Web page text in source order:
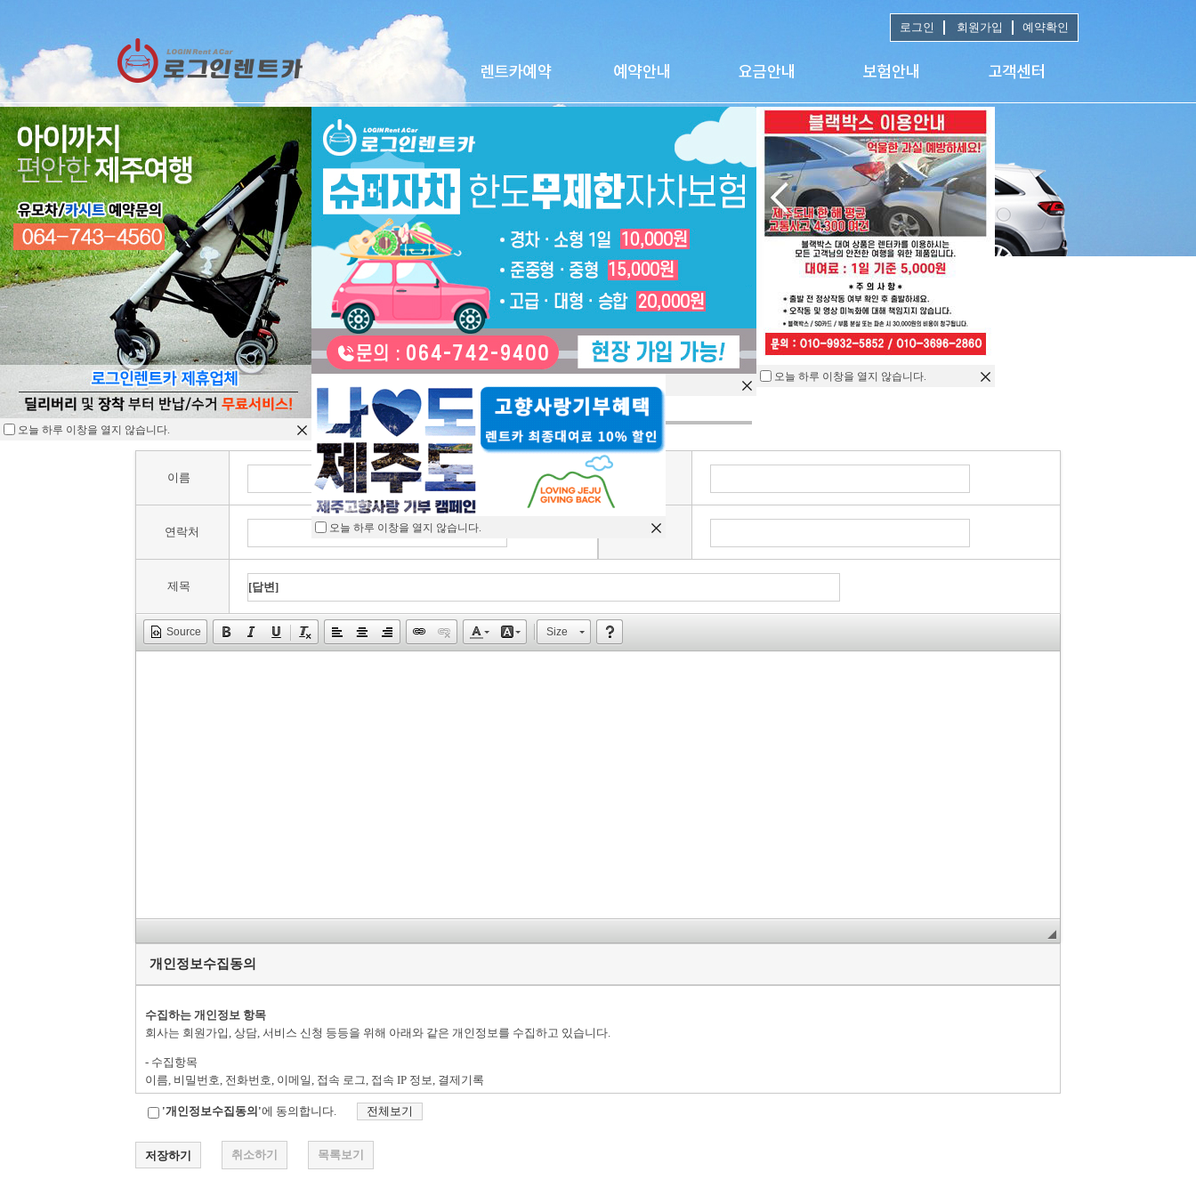
로그인 회원가입 예약확인
고객센터
CUSTOMER
예약확인
이름
연락처 이메일
제목
Source Size
개인정보수집동의
수집하는 개인정보 항목
회사는 회원가입, 상담, 서비스 신청 등등을 위해 아래와 같은 개인정보를 수집하고 있습니다.
- 수집항목
이름, 비밀번호, 전화번호, 이메일, 접속 로그, 접속 IP 정보, 결제기록
- 개인정보 수집방법
개인정보의 수집 및 이용목적
'개인정보수집동의'에 동의합니다. 전체보기
취소하기 목록보기
오늘 하루 이창을 열지 않습니다.
오늘 하루 이창을 열지 않습니다.
오늘 하루 이창을 열지 않습니다.
오늘 하루 이창을 열지 않습니다.